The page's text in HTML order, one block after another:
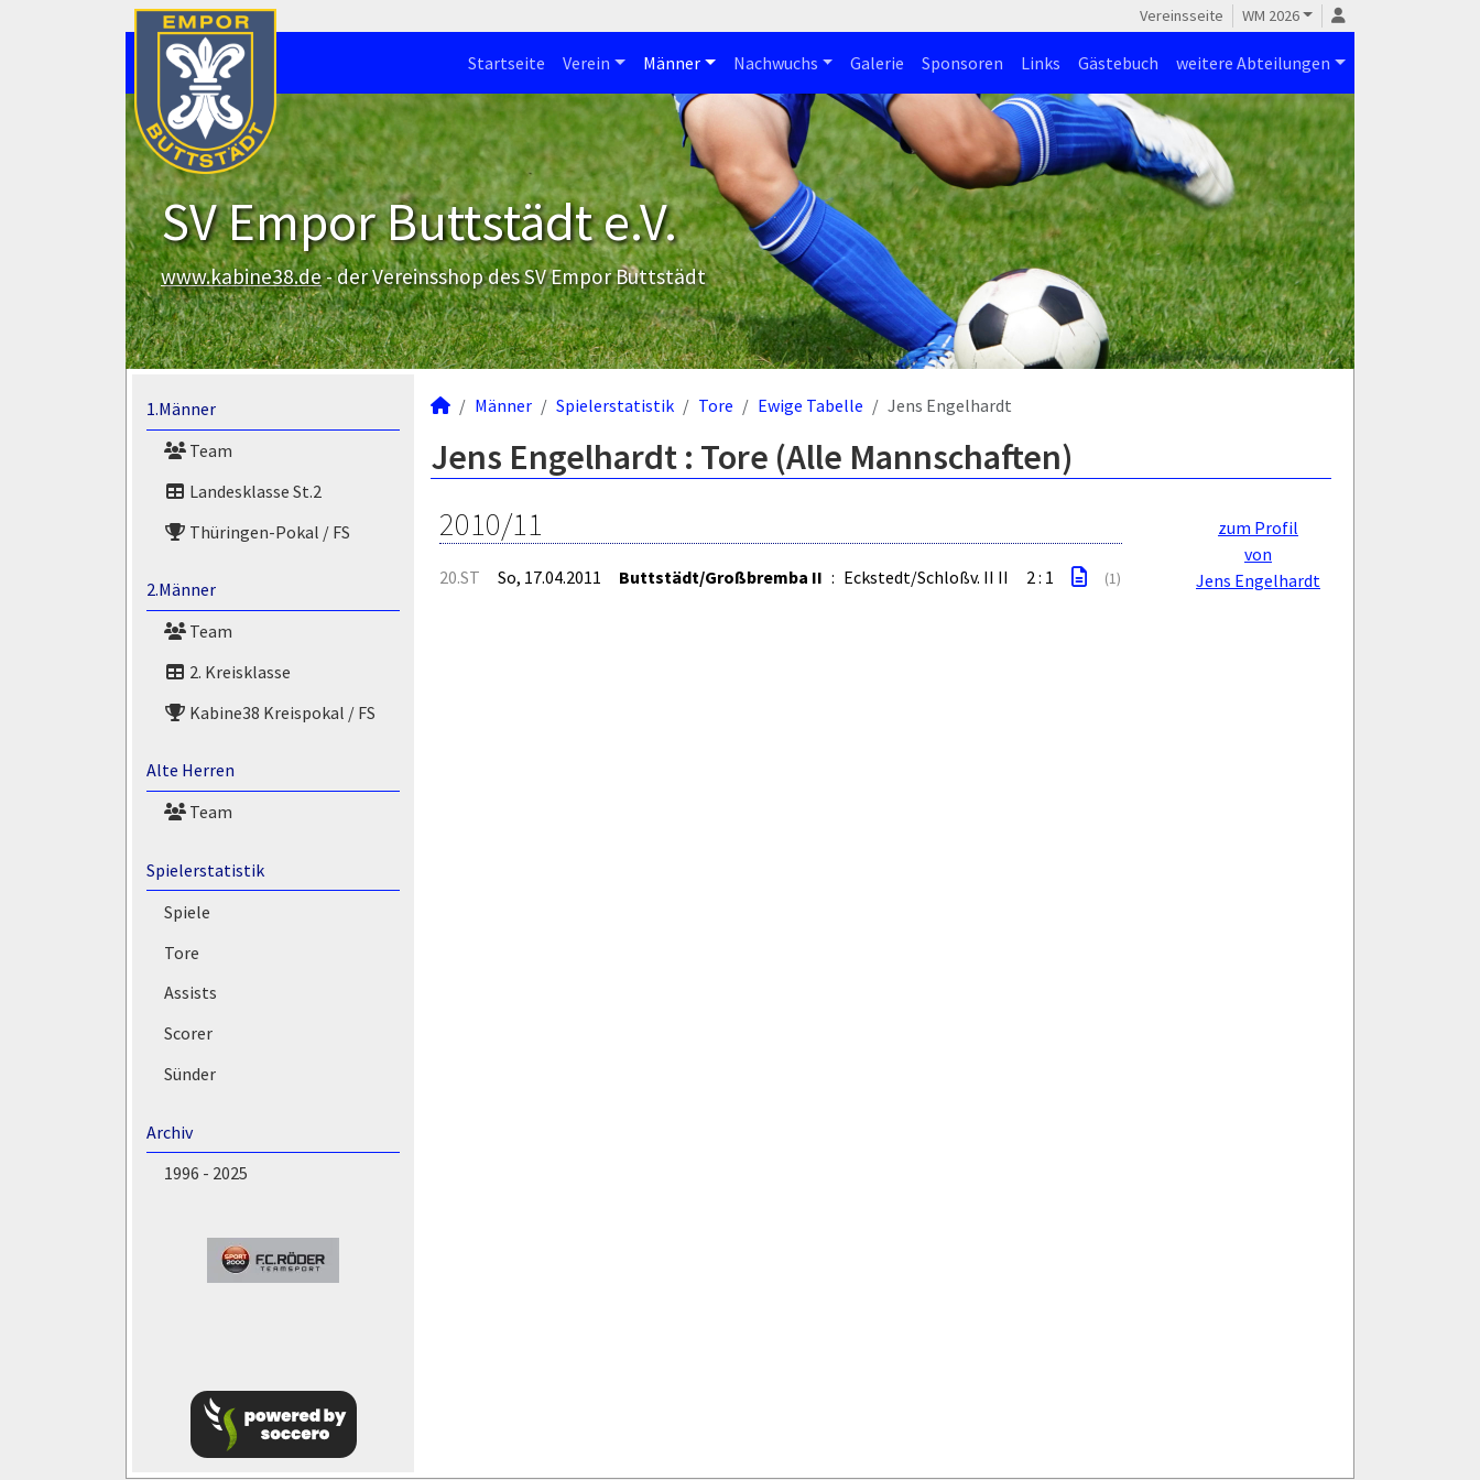
Vereinsseite WM 2026
Startseite Verein Männer Nachwuchs Galerie Sponsoren Links Gästebuch weitere Abteilungen
SV Empor Buttstädt e.V.
www.kabine38.de- der Vereinsshop des SV Empor Buttstädt
1.Männer
Team
Landesklasse St.2
Thüringen-Pokal / FS
2.Männer
Team
2. Kreisklasse
Kabine38 Kreispokal / FS
Alte Herren
Team
Spielerstatistik
Spiele
Tore
Assists
Scorer
Sünder
Archiv
1996 - 2025
Männer Spielerstatistik Tore Ewige Tabelle Jens Engelhardt
Jens Engelhardt : Tore (Alle Mannschaften)
zum Profil
von
Jens Engelhardt
2010/11
20.ST So, 17.04.2011 Buttstädt/Großbremba II : Eckstedt/Schloßv. II II 2 : 1 (1)